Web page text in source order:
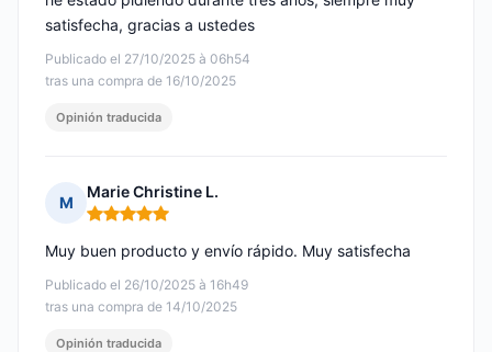
Publicado el 27/10/2025 à 06h54
tras una compra de 16/10/2025
satisfecha, gracias a ustedes
Opinión traducida
M
Marie Christine L.
Nota: 5 de 5
Publicado el 26/10/2025 à 16h49
tras una compra de 14/10/2025
Muy buen producto y envío rápido. Muy satisfecha
Opinión traducida